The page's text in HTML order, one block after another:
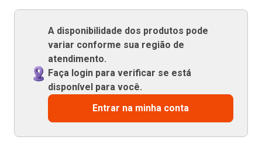
A disponibilidade dos produtos pode
variar conforme sua região de
atendimento.
Faça login para verificar se está
disponível para você.
Entrar na minha conta